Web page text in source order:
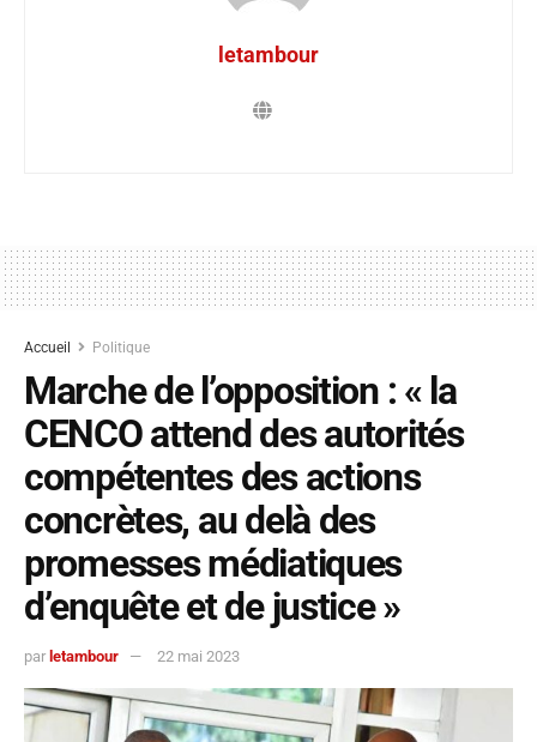
letambour
Accueil Politique
Marche de l’opposition : « la
CENCO attend des autorités
compétentes des actions
concrètes, au delà des
promesses médiatiques
d’enquête et de justice »
par letambour 22 mai 2023